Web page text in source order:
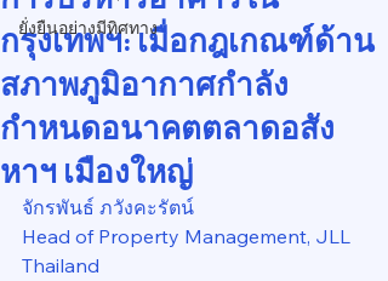
ยั่งยืนอย่างมีทิศทาง
กรุงเทพฯ: เมื่อกฎเกณฑ์ด้าน
สภาพภูมิอากาศกำลัง
กำหนดอนาคตตลาดอสัง
หาฯ เมืองใหญ่
จักรพันธ์ ภวังคะรัตน์
Head of Property Management, JLL
Thailand